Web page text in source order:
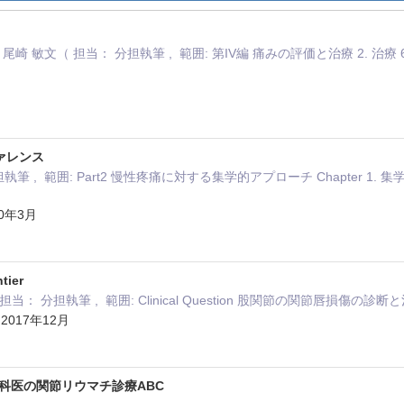
崎 敏文（ 担当： 分担執筆 , 範囲: 第IV編 痛みの評価と治療 2. 治
レンス
筆 , 範囲: Part2 慢性疼痛に対する集学的アプローチ Chapter 1. 集
3月
当： 分担執筆 , 範囲: Clinical Question 股関節の関節唇損傷の診断
年12月
医の関節リウマチ診療ABC